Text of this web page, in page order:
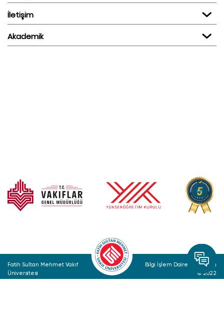
İletişim
Akademik
Fatih Sultan Mehmet Vakıf
Üniversitesi
Bilgi İşlem Daire Başkanlığı
© 2022